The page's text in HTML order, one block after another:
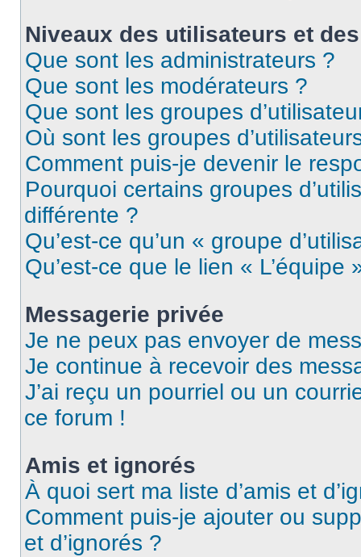
Niveaux des utilisateurs et
Que sont les administrateurs ?
Que sont les modérateurs ?
Que sont les groupes
Où sont les groupes
Comment puis-je devenir le
Pourquoi certains groupes
différente ?
Qu’est-ce qu’un « groupe
Qu’est-ce que le lien « L’équipe
Messagerie privée
Je ne peux pas envoyer de
Je continue à recevoir des
J’ai reçu un pourriel ou un
ce forum !
Amis et ignorés
À quoi sert ma liste d’amis et
Comment puis-je ajouter ou
et d’ignorés ?